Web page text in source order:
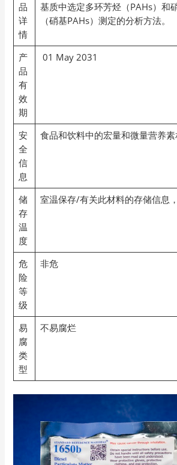
品
详
情
基质中选定多环芳烃（PAHs）和
（硝基PAHs）测定的分析方法。
产
品
有
效
期
01 May 2031
安
全
信
息
食品和饮料中的宏量和微量营养
储
存
温
度
室温保存/有关此材料的存储信息
危
险
等
级
非危
易
腐
类
型
不易腐烂